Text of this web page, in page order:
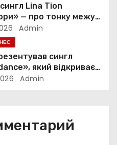
Lina Tion
— про тонку межу
залежністю та
прив’язаністю
Admin
сингл
який відкриває
українського
Admin